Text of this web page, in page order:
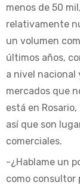
menos de 50
relativamente
un volumen
últimos años,
a nivel nacional
mercados que
está en
así que son
comerciales.
-¿Hablame un
como consultor